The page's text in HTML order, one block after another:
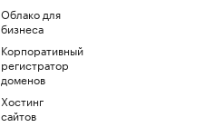
Облако для
бизнеса
Корпоративный
регистратор
доменов
Хостинг
сайтов